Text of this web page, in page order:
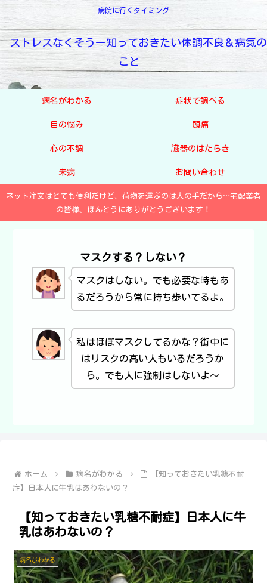
病院に行くタイミング
ストレスなくそうー知っておきたい体調不良＆病気の
こと
病名がわかる 症状で調べる
目の悩み 頭痛
心の不調 臓器のはたらき
未病 お問い合わせ
ネット注文はとても便利だけど、荷物を運ぶのは人の手だから…宅配業者
の皆様、ほんとうにありがとうございます！
マスクする？しない？
マスクはしない。でも必要な時もあ
るだろうから常に持ち歩いてるよ。
私はほぼマスクしてるかな？街中に
はリスクの高い人もいるだろうか
ら。でも人に強制はしないよ～
ホーム 病名がわかる
【知っておきたい乳糖不耐
症】日本人に牛乳はあわないの？
【知っておきたい乳糖不耐症】日本人に牛
乳はあわないの？
病名がわかる